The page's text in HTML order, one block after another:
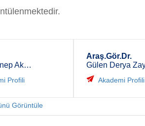
Ayşe Zeynep Akalın
Profili
Araş.Gör.Dr.
Akademi Profili
Görüntüle